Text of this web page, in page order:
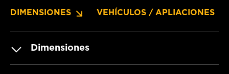
DIMENSIONES VEHÍCULOS / APLIACIONES
Dimensiones